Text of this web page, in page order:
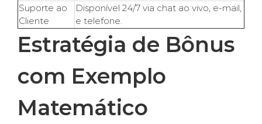
Suporte ao
Cliente
Disponível 24/7 via chat ao vivo, e-mail,
e telefone.
Estratégia de Bônus
com Exemplo
Matemático